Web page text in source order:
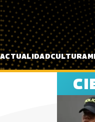
Pasar al contenido principal
ACTUALIDADCULTURA